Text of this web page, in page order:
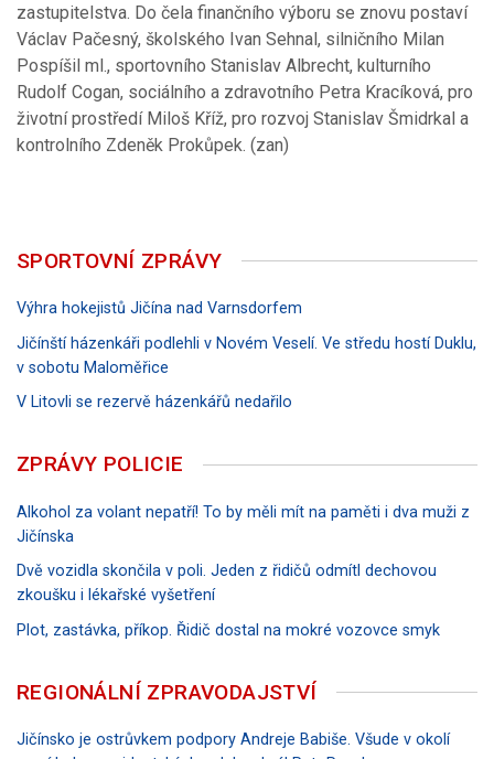
zastupitelstva. Do čela finančního výboru se znovu postaví
Václav Pačesný, školského Ivan Sehnal, silničního Milan
Pospíšil ml., sportovního Stanislav Albrecht, kulturního
Rudolf Cogan, sociálního a zdravotního Petra Kracíková, pro
životní prostředí Miloš Kříž, pro rozvoj Stanislav Šmidrkal a
kontrolního Zdeněk Prokůpek. (zan)
SPORTOVNÍ ZPRÁVY
Výhra hokejistů Jičína nad Varnsdorfem
Jičínští házenkáři podlehli v Novém Veselí. Ve středu hostí Duklu,
v sobotu Maloměřice
V Litovli se rezervě házenkářů nedařilo
ZPRÁVY POLICIE
Alkohol za volant nepatří! To by měli mít na paměti i dva muži z
Jičínska
Dvě vozidla skončila v poli. Jeden z řidičů odmítl dechovou
zkoušku i lékařské vyšetření
Plot, zastávka, příkop. Řidič dostal na mokré vozovce smyk
REGIONÁLNÍ ZPRAVODAJSTVÍ
Jičínsko je ostrůvkem podpory Andreje Babiše. Všude v okolí